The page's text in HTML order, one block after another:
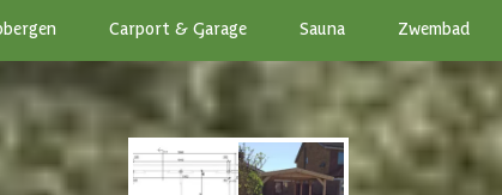
Carport & Garage Sauna Zwembad
cm